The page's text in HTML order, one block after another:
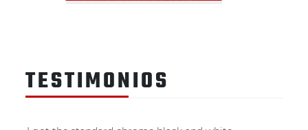
TESTIMONIOS